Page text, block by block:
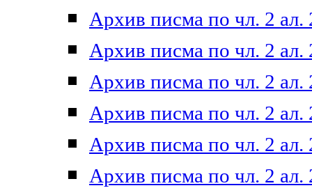
Архив писма по чл. 2 ал.
Архив писма по чл. 2 ал.
Архив писма по чл. 2 ал.
Архив писма по чл. 2 ал.
Архив писма по чл. 2 ал.
Архив писма по чл. 2 ал.